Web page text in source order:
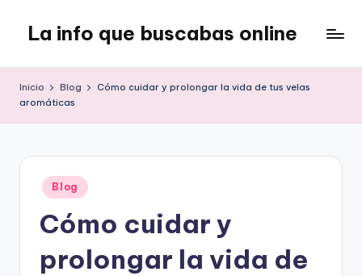
contenido
La info que buscabas online
para
Inicio Blog
Cómo cuidar y prolongar la vida de tus velas
aromáticas
Publicado
en
Blog
Cómo cuidar y
prolongar la vida de